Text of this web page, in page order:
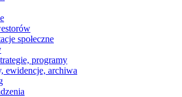
społeczne
programy
ewidencje, archiwa